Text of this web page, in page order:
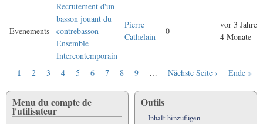
Evenements
Recrutement d'un
basson jouant du
contrebasson
Ensemble
Intercontemporain
Pierre
Cathelain
0
vor 3 Jahre
4 Monate
Aktuelle
1 Seite
2 Seite
3 Seite
4 Seite
5 Seite
6 Seite
7 Seite
8 Seite
9 …
Nächste
Nächste Seite ›
Letzte
Ende »
Menu du compte de
l'utilisateur
Outils
Inhalt hinzufügen